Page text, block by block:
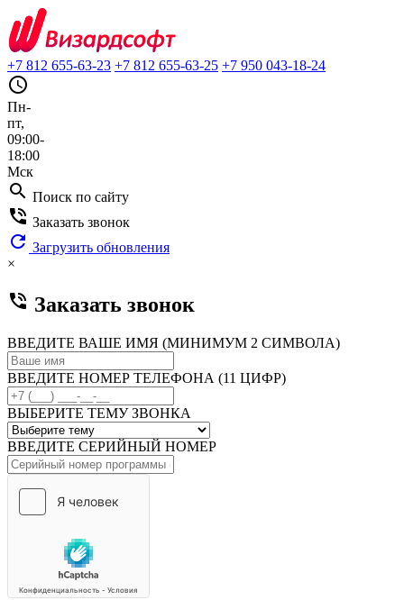
+7 812 655-63-23 +7 812 655-63-25 +7 950 043-18-24
query_builder
Пн-
пт,
09:00-
18:00
Мск
search Поиск по сайту
phone_in_talk Заказать звонок
refresh Загрузить обновления
×
phone_in_talk Заказать звонок
ВВЕДИТЕ ВАШЕ ИМЯ (МИНИМУМ 2 СИМВОЛА)
ВВЕДИТЕ НОМЕР ТЕЛЕФОНА (11 ЦИФР)
ВЫБЕРИТЕ ТЕМУ ЗВОНКА
ВВЕДИТЕ СЕРИЙНЫЙ НОМЕР